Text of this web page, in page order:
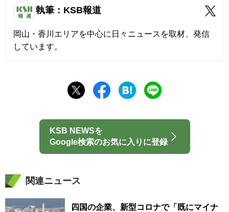
執筆：KSB報道
岡山・香川エリアを中心に日々ニュースを取材、発信
しています。
KSB NEWSを
Google検索のお気に入りに登録
関連ニュース
四国の企業、新型コロナで「既にマイナ